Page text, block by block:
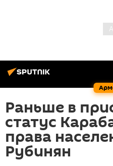
Раньше в
статус
права
Рубинян